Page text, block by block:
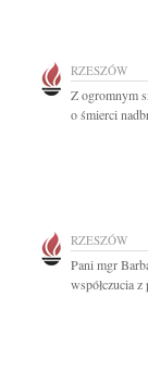
RZESZÓW
Z ogromnym
o śmierci
RZESZÓW
Pani mgr
współczucia